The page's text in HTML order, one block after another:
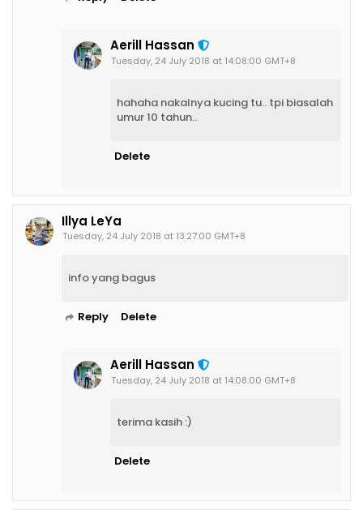
Aerill Hassan
Tuesday, 24 July 2018 at 14:08:00 GMT+8
hahaha nakalnya kucing tu.. tpi biasalah
umur 10 tahun..
Delete
Illya LeYa
Tuesday, 24 July 2018 at 13:27:00 GMT+8
info yang bagus
Reply Delete
Aerill Hassan
Tuesday, 24 July 2018 at 14:08:00 GMT+8
terima kasih :)
Delete